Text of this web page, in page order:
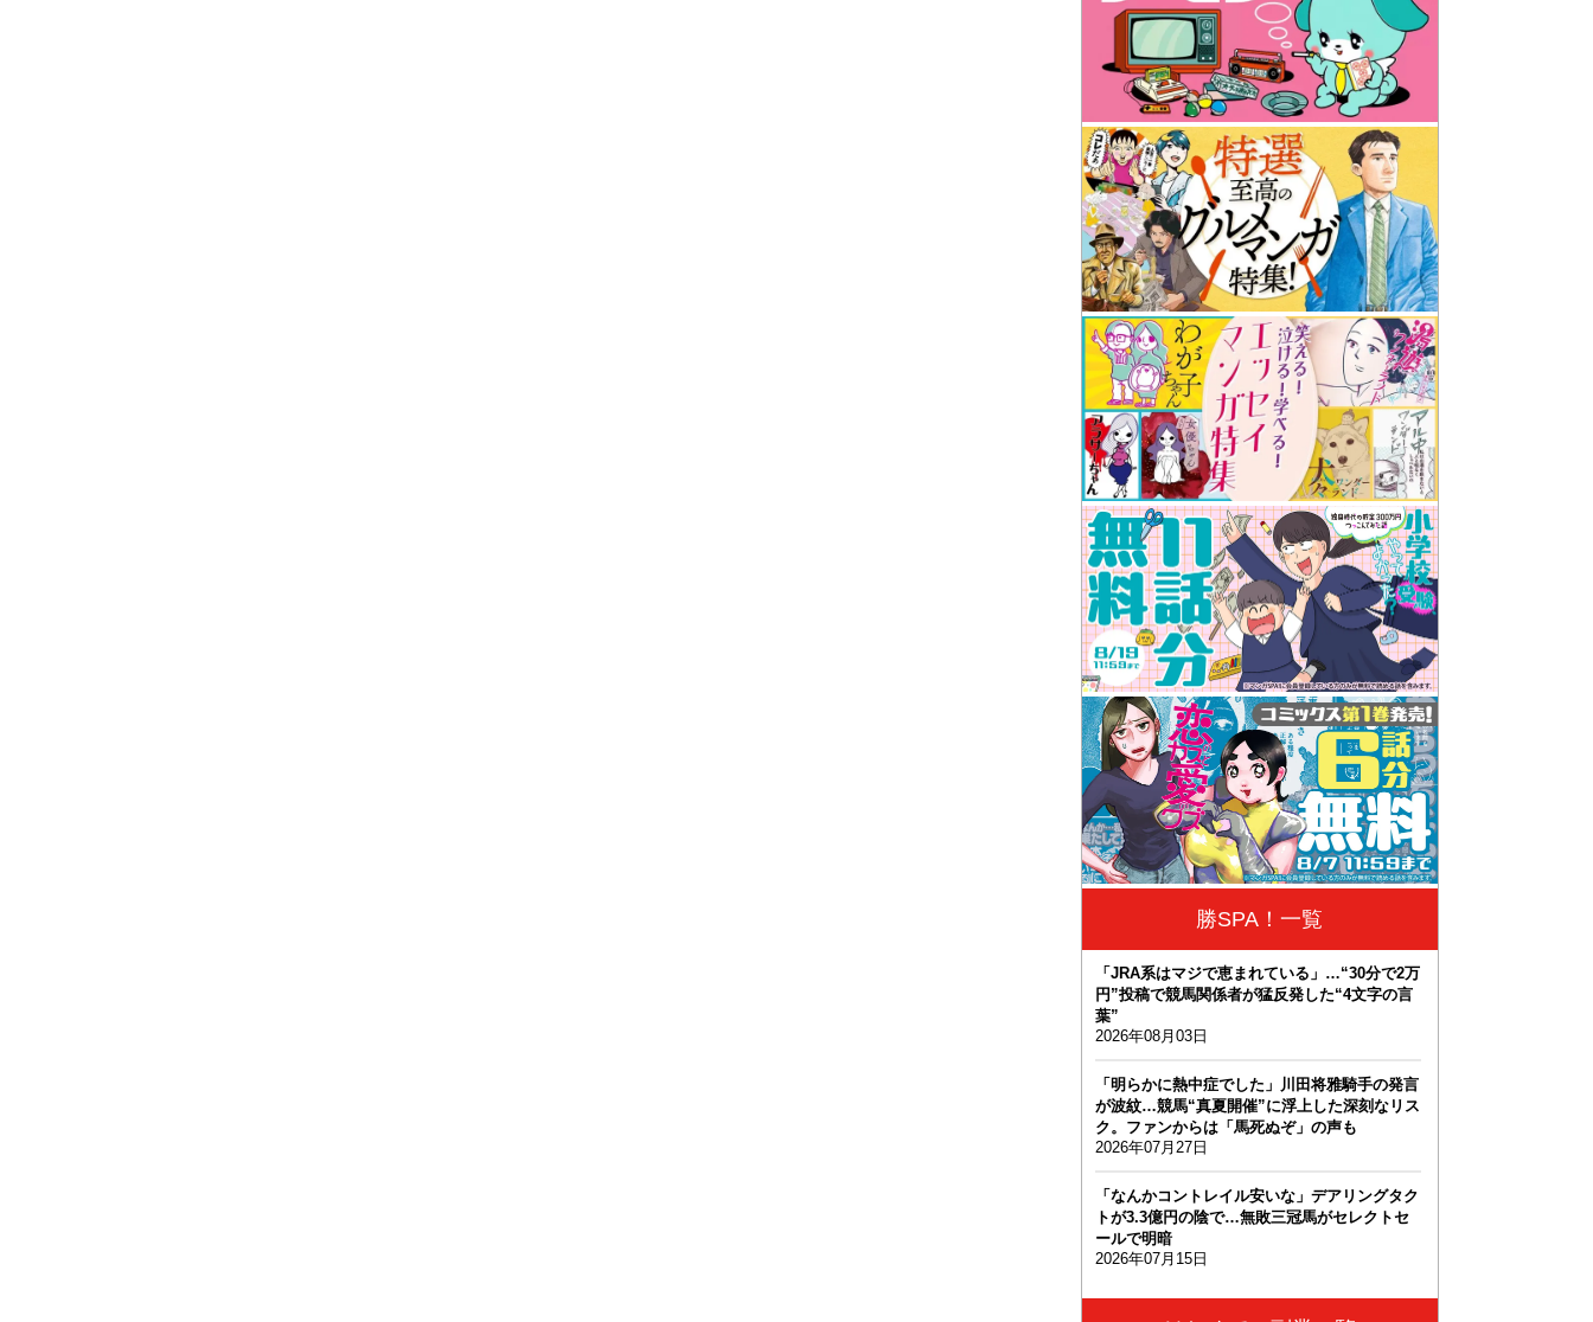
勝SPA！一覧
「JRA系はマジで恵まれている」…“30分で2万
円”投稿で競馬関係者が猛反発した“4文字の言
葉”
2026年08月03日
「明らかに熱中症でした」川田将雅騎手の発言
が波紋…競馬“真夏開催”に浮上した深刻なリス
ク。ファンからは「馬死ぬぞ」の声も
2026年07月27日
「なんかコントレイル安いな」デアリングタク
トが3.3億円の陰で…無敗三冠馬がセレクトセ
ールで明暗
2026年07月15日